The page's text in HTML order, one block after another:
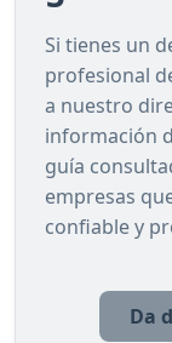
Si tienes un
profesional
a nuestro
información
guía
empresas
confiable y
Da